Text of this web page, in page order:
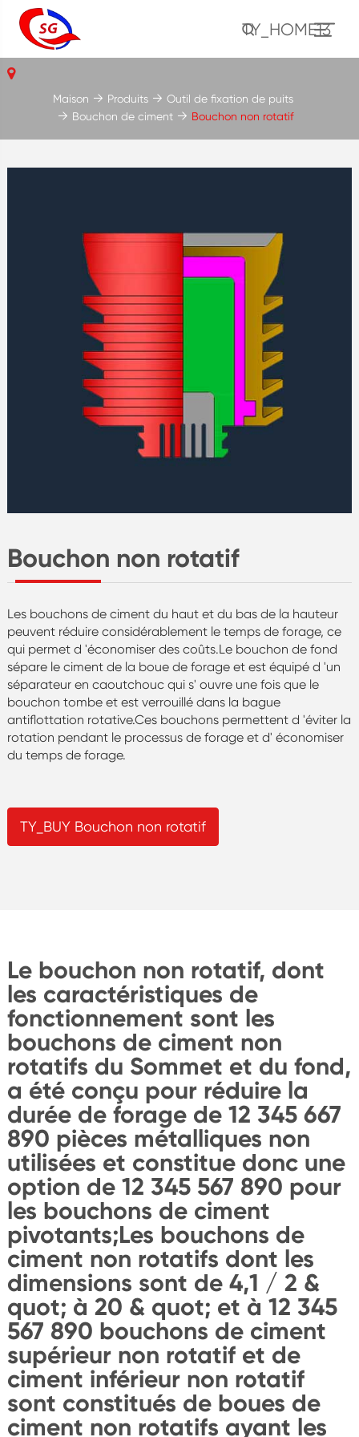
TY_HOME13
Bouchon non rotatif
Les bouchons de ciment du haut et du bas de la hauteur
peuvent réduire considérablement le temps de forage, ce
qui permet d 'économiser des coûts.Le bouchon de fond
sépare le ciment de la boue de forage et est équipé d 'un
séparateur en caoutchouc qui s' ouvre une fois que le
bouchon tombe et est verrouillé dans la bague
antiflottation rotative.Ces bouchons permettent d 'éviter la
rotation pendant le processus de forage et d' économiser
du temps de forage.
TY_BUY Bouchon non rotatif
Maison Produits
Outil de fixation de puits
Bouchon de ciment
Bouchon non rotatif
Le bouchon non rotatif, dont
les caractéristiques de
fonctionnement sont les
bouchons de ciment non
rotatifs du Sommet et du fond,
a été conçu pour réduire la
durée de forage de 12 345 667
890 pièces métalliques non
utilisées et constitue donc une
option de 12 345 567 890 pour
les bouchons de ciment
pivotants;Les bouchons de
ciment non rotatifs dont les
dimensions sont de 4,1 / 2 &
quot; à 20 & quot; et à 12 345
567 890 bouchons de ciment
supérieur non rotatif et de
ciment inférieur non rotatif
sont constitués de boues de
ciment non rotatifs ayant les